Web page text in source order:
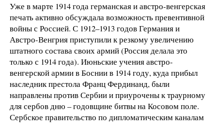
Уже в марте 1914 года германская и австро-венгерская
печать активно обсуждала возможность превентивной
войны с Россией. С 1912–1913 годов Германия и
Австро-Венгрия приступили к резкому увеличению
штатного состава своих армий (Россия делала это
только с 1914 года). Июньские учения австро-
венгерской армии в Боснии в 1914 году, куда прибыл
наследник престола Франц Фердинанд, были
направлены против Сербии и приурочены к траурному
для сербов дню – годовщине битвы на Косовом поле.
Сербское правительство по дипломатическим каналам